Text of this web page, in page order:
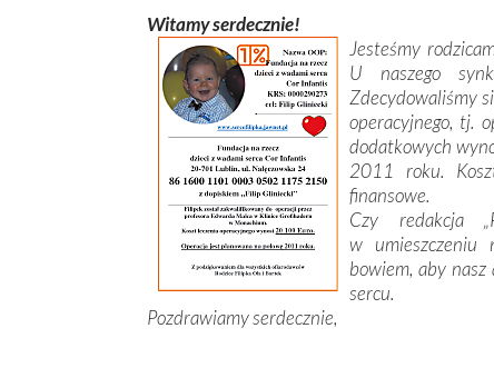
Witamy serdecznie!
Jesteśmy
U naszego
Zdecydowaliśmy
operacyjnego, tj.
dodatkowych
2011 roku.
finansowe.
Czy redakcja
w umieszczeniu
bowiem, aby
sercu.
Pozdrawiamy serdecznie,